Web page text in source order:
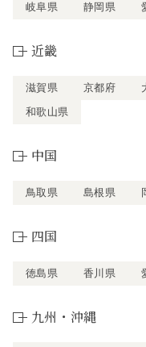
岐阜県 静岡県
近畿
滋賀県 京都府
和歌山県
中国
鳥取県 島根県
四国
徳島県 香川県
九州・沖縄